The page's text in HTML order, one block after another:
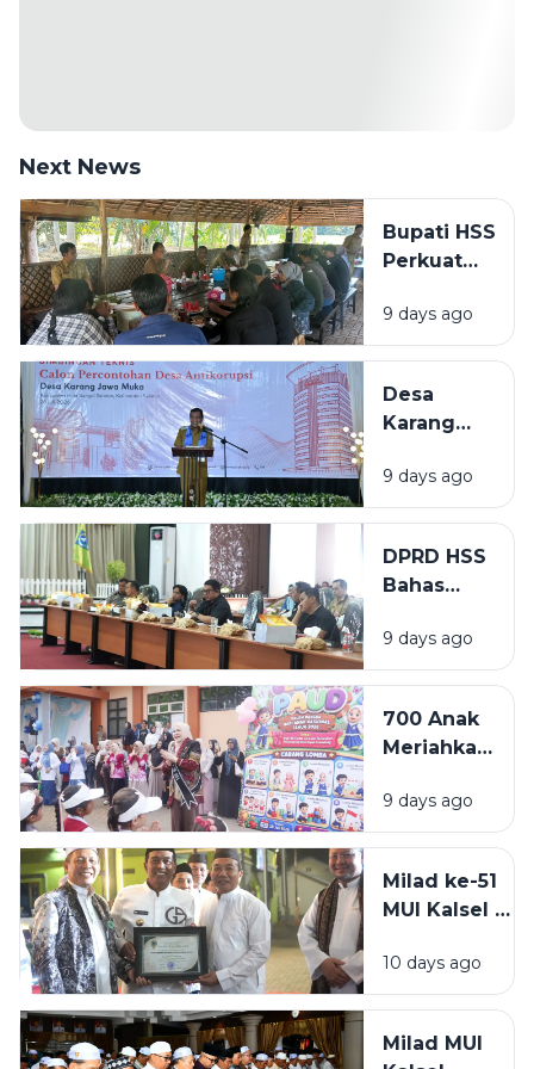
Next News
Bupati HSS
Perkuat
dengan
Wartawan,
Informasi
Publik
Akurat dan
Transparan
9 days ago
Desa
Karang
Jadi Calon
Desa
KPK,
Bupati HSS
Tata Kelola
Transparan
9 days ago
DPRD HSS
Bahas
2027,
Proyeksi
PAD Jadi
Sorotan
Rapat
Banggar
9 days ago
700 Anak
Meriahkan
PAUD HSS
2026,
PAUD
Dorong
Cerdas dan
Berkarakter
9 days ago
Milad ke-51
MUI Kalsel di
Berlangsung
Meriah,
Syafrudin
10 days ago
Milad MUI